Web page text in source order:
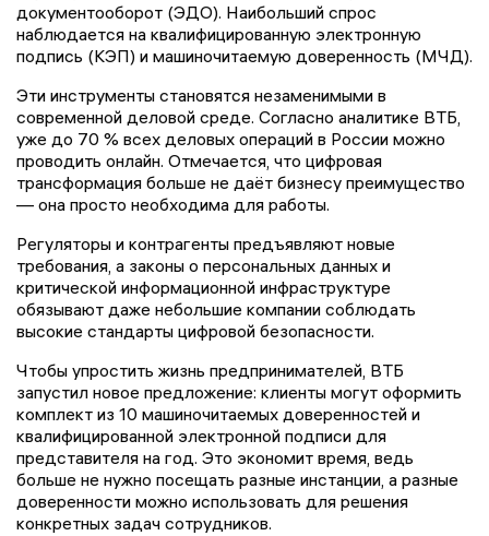
документооборот (ЭДО). Наибольший спрос
наблюдается на квалифицированную электронную
подпись (КЭП) и машиночитаемую доверенность (МЧД).
Эти инструменты становятся незаменимыми в
современной деловой среде. Согласно аналитике ВТБ,
уже до 70 % всех деловых операций в России можно
проводить онлайн. Отмечается, что цифровая
трансформация больше не даёт бизнесу преимущество
— она просто необходима для работы.
Регуляторы и контрагенты предъявляют новые
требования, а законы о персональных данных и
критической информационной инфраструктуре
обязывают даже небольшие компании соблюдать
высокие стандарты цифровой безопасности.
Чтобы упростить жизнь предпринимателей, ВТБ
запустил новое предложение: клиенты могут оформить
комплект из 10 машиночитаемых доверенностей и
квалифицированной электронной подписи для
представителя на год. Это экономит время, ведь
больше не нужно посещать разные инстанции, а разные
доверенности можно использовать для решения
конкретных задач сотрудников.